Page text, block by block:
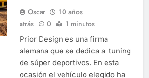
Oscar
10 años
atrás
0 1 minutos
Prior Design es una firma
alemana que se dedica al tuning
de súper deportivos. En esta
ocasión el vehículo elegido ha